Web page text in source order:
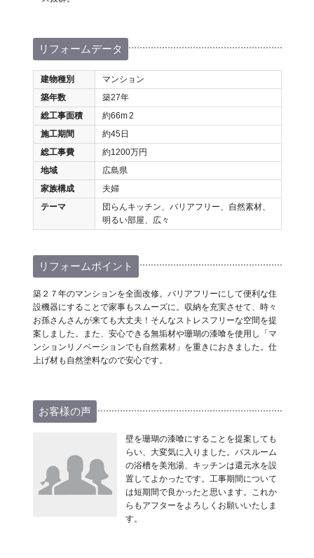
リフォームデータ
建物種別
マンション
築年数
築27年
総工事面積
約66m2
施工期間
約45日
総工事費
約1200万円
地域
広島県
家族構成
夫婦
テーマ
団らんキッチン、バリアフリー、自然素材、
明るい部屋、広々
リフォームポイント
築２７年のマンションを全面改修。バリアフリーにして便利な住
設機器にすることで家事もスムーズに。収納を充実させて、時々
お孫さんさんが来ても大丈夫！そんなストレスフリーな空間を提
案しました。また、安心できる無垢材や珊瑚の漆喰を使用し「マ
ンションリノベーションでも自然素材」を重きにおきました。仕
上げ材も自然塗料なので安心です。
お客様の声
壁を珊瑚の漆喰にすることを提案しても
らい、大変気に入りました。バスルーム
の浴槽を美泡湯、キッチンは還元水を設
置してよかったです。工事期間について
は短期間で良かったと思います。これか
らもアフターをよろしくお願いいたしま
す。